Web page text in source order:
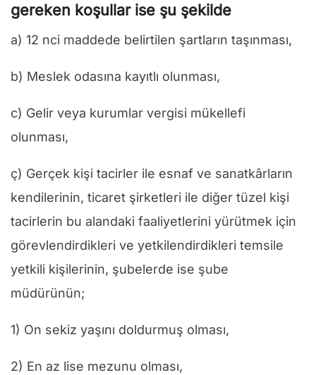
gereken koşullar ise şu şekilde
a) 12 nci maddede belirtilen şartların taşınması,
b) Meslek odasına kayıtlı olunması,
c) Gelir veya kurumlar vergisi mükellefi
olunması,
ç) Gerçek kişi tacirler ile esnaf ve sanatkârların
kendilerinin, ticaret şirketleri ile diğer tüzel kişi
tacirlerin bu alandaki faaliyetlerini yürütmek için
görevlendirdikleri ve yetkilendirdikleri temsile
yetkili kişilerinin, şubelerde ise şube
müdürünün;
1) On sekiz yaşını doldurmuş olması,
2) En az lise mezunu olması,